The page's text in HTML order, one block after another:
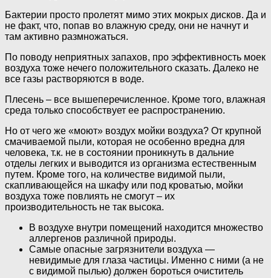
Бактерии просто пролетят мимо этих мокрых дисков. Да и
не факт, что, попав во влажную среду, они не начнут и
там активно размножаться.
По поводу неприятных запахов, про эффективность моек
воздуха тоже нечего положительного сказать. Далеко не
все газы растворяются в воде.
Плесень – все вышеперечисленное. Кроме того, влажная
среда только способствует ее распространению.
Но от чего же «моют» воздух мойки воздуха? От крупной
смачиваемой пыли, которая не особенно вредна для
человека, т.к. не в состоянии проникнуть в дальние
отделы легких и выводится из организма естественным
путем. Кроме того, на количестве видимой пыли,
скапливающейся на шкафу или под кроватью, мойки
воздуха тоже повлиять не смогут – их
производительность не так высока.
В воздухе внутри помещений находится множество
аллергенов различной природы.
Самые опасные загрязнители воздуха —
невидимые для глаза частицы. Именно с ними (а не
с видимой пылью) должен бороться очиститель